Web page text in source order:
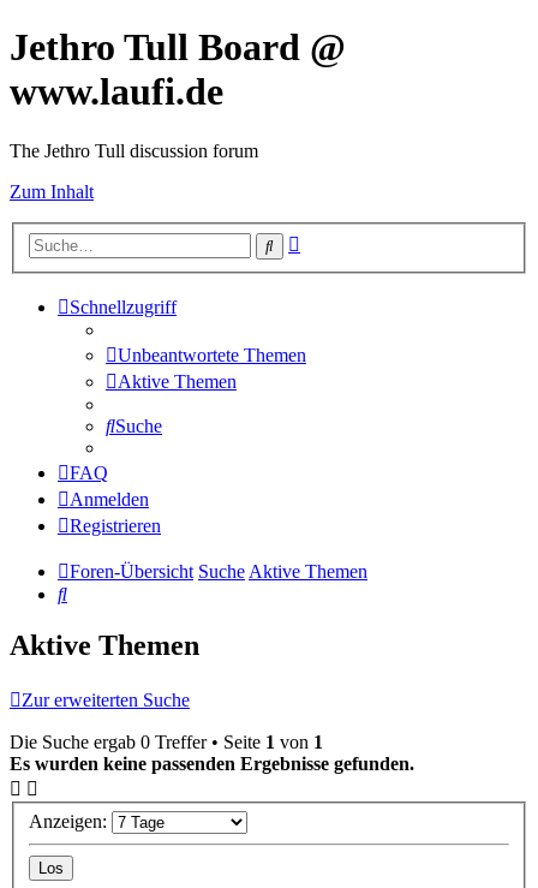
Jethro Tull Board @
www.laufi.de
The Jethro Tull discussion forum
Zum Inhalt
Suche
Schnellzugriff
Unbeantwortete Themen
Aktive Themen
Suche
FAQ
Anmelden
Registrieren
Foren-Übersicht SucheAktive Themen
Suche
Aktive Themen
Zur erweiterten Suche
Die Suche ergab 0 Treffer • Seite 1 von 1
Es wurden keine passenden Ergebnisse gefunden.
Anzeigen: